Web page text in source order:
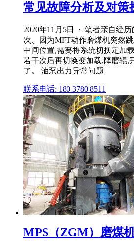
常见故障分析及对策
2020年11月5日 · 笔者亲自经
次、因为MFT动作磨煤机突然
中间位置,需要将系统切换定加
若干次后再切换变加载,降磨辊,
了。 油泵出力异常问题
联系电话: 180 3780 8511
MPS（ZGM）磨煤